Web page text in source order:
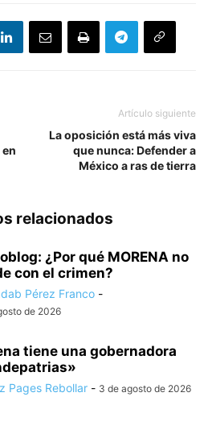
Artículo siguiente
La oposición está más viva
que nunca: Defender a
México a ras de tierra
relacionados
¿Por qué MORENA no
con el crimen?
Pérez Franco -
de 2026
tiene una gobernadora
Pages Rebollar - 3 de agosto de 2026